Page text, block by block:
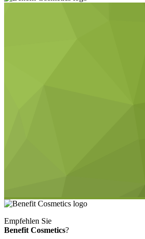
Empfehlen Sie
Benefit Cosmetics?